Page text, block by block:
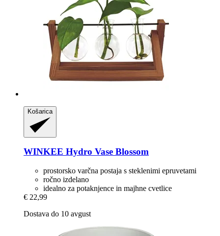
Košarica
WINKEE Hydro Vase Blossom
prostorsko varčna postaja s steklenimi epruvetami
ročno izdelano
idealno za potaknjence in majhne cvetlice
€ 22,99
Dostava do 10 avgust